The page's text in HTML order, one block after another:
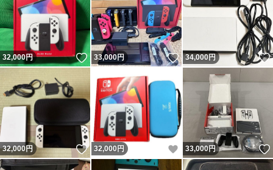
32,000円 いいね！
33,000円 いいね！
34,000円
32,000円 いいね！
32,000 円 いいね！
33,000円